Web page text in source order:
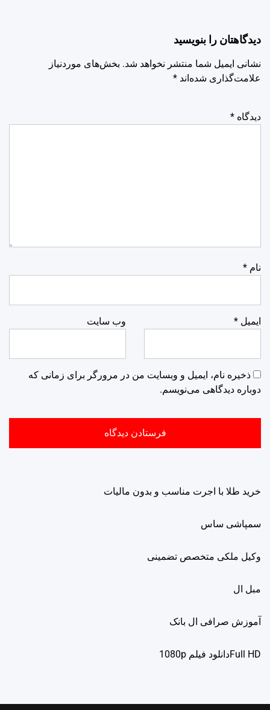
دیدگاهتان را بنویسید
نشانی ایمیل شما منتشر نخواهد شد. بخش‌های موردنیاز
علامت‌گذاری شده‌اند *
دیدگاه *
نام *
ایمیل * وب‌ سایت
ذخیره نام، ایمیل و وبسایت من در مرورگر برای زمانی که
دوباره دیدگاهی می‌نویسم.
خرید طلا با اجرت مناسب و بدون مالیات
سمپاشی ساس
وکیل ملکی متخصص تضمینی
مبل ال
آموزش صرافی ال بانک
Full HDدانلود فيلم 1080p